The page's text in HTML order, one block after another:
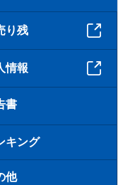
り残
情報
書
キング
他